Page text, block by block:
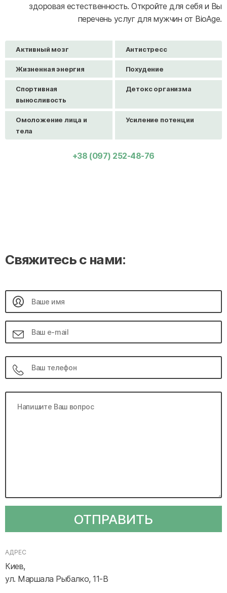
здоровая естественность. Откройте для себя и Вы
перечень услуг для мужчин от BioAge.
Активный мозг Антистресс
Жизненная энергия Похудение
Спортивная
выносливость
Детокс организма
Омоложение лица и
тела
Усиление потенции
+38 (097) 252-48-76
Свяжитесь с нами:
ОТПРАВИТЬ
АДРЕС
Киев,
ул. Маршала Рыбалко, 11-В